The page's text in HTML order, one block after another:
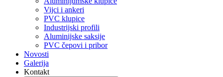
Vijci i ankeri
PVC klupice
Industrijski profili
Aluminijske saksije
PVC čepovi i pribor
Novosti
Galerija
Kontakt